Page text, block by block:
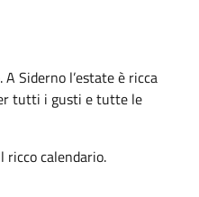
Siderno l’estate è ricca
tutti i gusti e tutte le
ricco calendario.